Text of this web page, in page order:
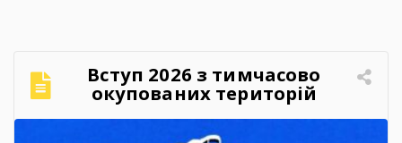
Вступ 2026 з тимчасово
окупованих територій